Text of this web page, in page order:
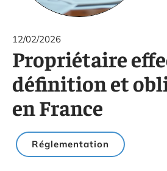
12/02/2026
Propriétaire
définition et
en France
Réglementation